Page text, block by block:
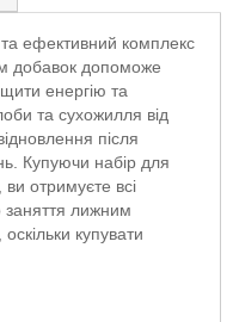
ефективний комплекс
добавок допоможе
енергію та
та сухожилля від
після
Купуючи набір для
ви отримуєте всі
заняття лижним
купувати